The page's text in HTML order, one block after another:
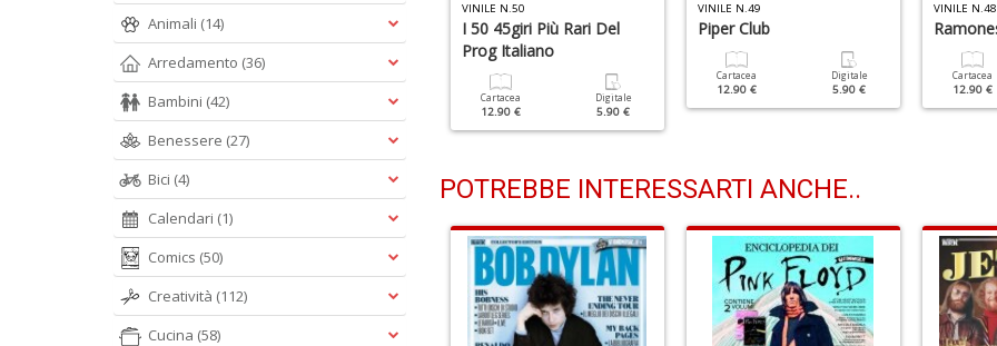
Anno D' Oro Della
Digitale
4.90 €
VINILE N.36 VINILE N.50
I 50 45giri Più Rari Del
Prog Italiano
Cartacea
12.90 €
Digitale
5.90 €
VINILE N.49
Piper Club
Cartacea
12.90 €
Digitale
5.90 €
VINILE N.48
Cartacea
12.90 €
POTREBBE INTERESSARTI ANCHE..
Animali (14)
Arredamento (36)
Bambini (42)
Benessere (27)
Bici (4)
Calendari (1)
Comics (50)
Creatività (112)
Cucina (58)